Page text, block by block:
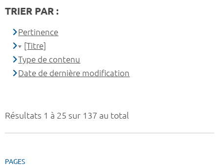
Résultats 1 à 25 sur 137 au total
PAGES
TRIER PAR :
Pertinence
[Titre]
Type de contenu
Date de dernière modification